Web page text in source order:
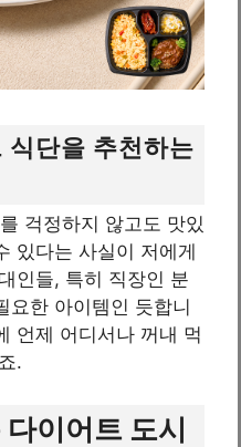
식단을 추천하는
걱정하지 않고도 맛있
있다는 사실이 저에게
인들, 특히 직장인 분
요한 아이템인 듯합니
언제 어디서나 꺼내 먹
.
이어트 도시